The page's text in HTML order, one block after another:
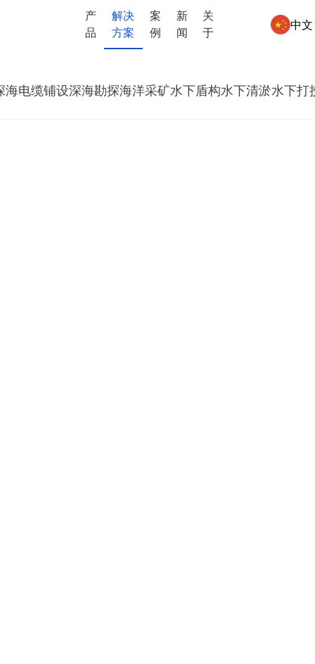
产
品
解决
方案
案
例
新
闻
关
于
中文
海电缆铺设深海勘探海洋采矿水下盾构水下清淤水下打